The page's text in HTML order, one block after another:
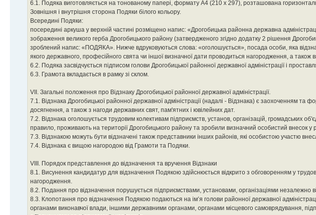
6.1. Подяка виготовляється на тонованому папері, формату А4 (210 х 297), розташована
Зовнішня і внутрішня сторона Подяки білого кольору.
Всередині Подяки:
посередині аркуша у верхній частині розміщено напис: «Дрогобицька районна державна
зображення великого герба Дрогобицького району (затвердженого згідно додатку 2 рішення
зроблений напис: «ПОДЯКА». Нижче вдруковуються слова: «оголошується», посада особи, яка
якого державного, професійного свята чи іншої визначної дати проводиться нагородження, а також
6.2. Подяка засвідчується підписом голови Дрогобицької районної державної адміністрації і
6.3. Грамота вкладається в рамку зі склом.
VII. Загальні положення про Відзнаку Дрогобицької районної державної адміністрації.
7.1. Відзнака Дрогобицької районної державної адміністрації (надалі - Відзнака) є заохоченням та
досягнення, а також з нагоди державних свят, пам'ятних і ювілейних дат.
7.2. Відзнака оголошується трудовим колективам підприємств, установ, організацій, громадських
правило, проживають на території Дрогобицького району та зробили визначний особистий внесок
7.3. Відзнакою можуть бути відзначені також представники інших районів, які особистою участю
7.4. Відзнака є вищою нагородою від Грамоти та Подяки.
VIII. Порядок представлення до відзначення та вручення Відзнаки
8.1. Висунення кандидатур для відзначення Подякою здійснюється відкрито з обговоренням у
нагородження.
8.2. Подання про відзначення порушується підприємствами, установами, організаціями незалежно
8.3. Клопотання про відзначення Подякою подаються на ім’я голови районної державної
органами виконавчої влади, іншими державними органами, органами місцевого самоврядування,